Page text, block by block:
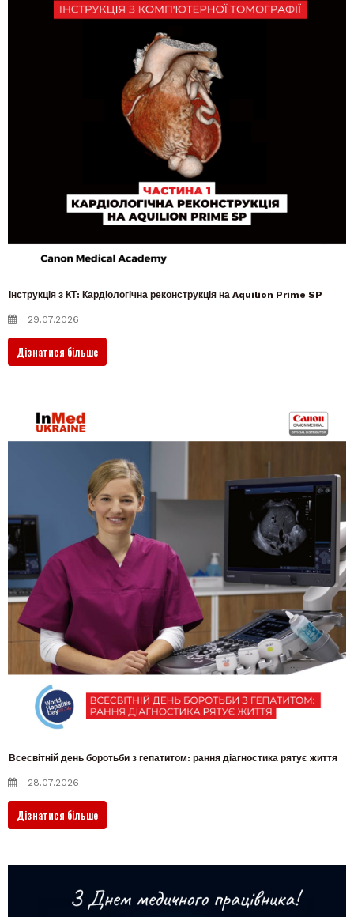
Інструкція з КТ: Кардіологічна реконструкція на Aquilion Prime SP
29.07.2026
Дізнатися більше
Всесвітній день боротьби з гепатитом: рання діагностика рятує життя
28.07.2026
Дізнатися більше